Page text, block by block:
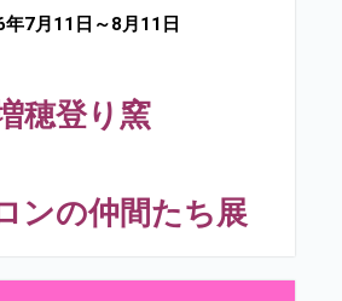
年7月11日～8月11日
穂登り窯
ンの仲間たち展